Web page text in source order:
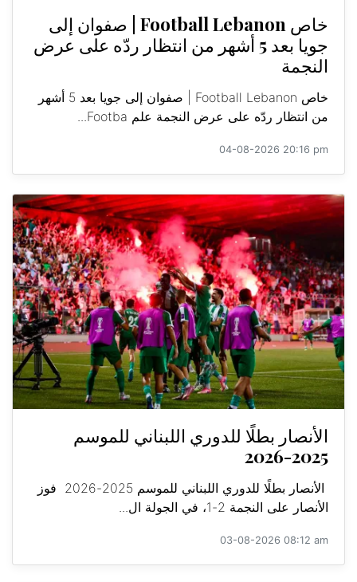
خاص Football Lebanon | صفوان إلى
جويا بعد 5 أشهر من انتظار ردّه على عرض
النجمة
خاص Football Lebanon | صفوان إلى جويا بعد 5 أشهر
من انتظار ردّه على عرض النجمة علم Footba...
04-08-2026 20:16 pm
الأنصار بطلًا للدوري اللبناني للموسم
2025-2026
الأنصار بطلًا للدوري اللبناني للموسم 2025-2026 فوز
الأنصار على النجمة 2-1، في الجولة ال...
03-08-2026 08:12 am